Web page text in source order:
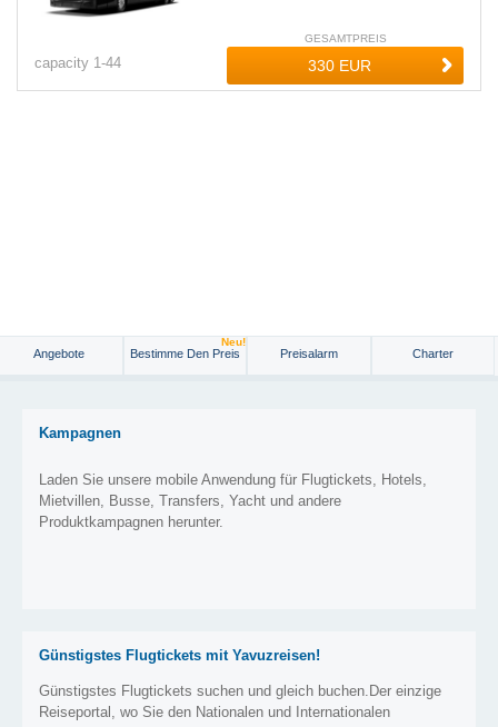
capacity 1-44
GESAMTPREIS
Angebote Bestimme Den Preis
Neu!
Preisalarm Charter
Kampagnen
Laden Sie unsere mobile Anwendung für Flugtickets, Hotels,
Mietvillen, Busse, Transfers, Yacht und andere
Produktkampagnen herunter.
Günstigstes Flugtickets mit Yavuzreisen!
Günstigstes Flugtickets suchen und gleich buchen.Der einzige
Reiseportal, wo Sie den Nationalen und Internationalen